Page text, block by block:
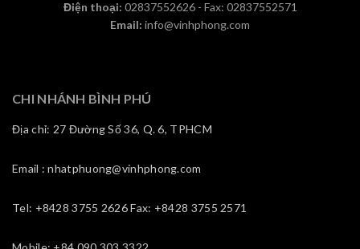
Điện thoại: 02837552626 - Fax: 02837552571
Email: info@vinhphong.com
CHI NHÁNH BÌNH PHÚ
Địa chỉ: 27 Đường Số 36, Q. 6, TPHCM
Email : nhatphuong@vinhphong.com
Tel: +8428 3755 2626 Fax: +8428 3755 2571